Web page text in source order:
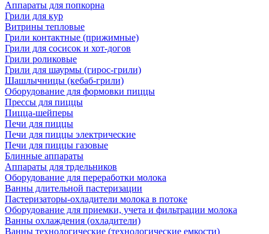
Аппараты для попкорна
Грили для кур
Витрины тепловые
Грили контактные (прижимные)
Грили для сосисок и хот-догов
Грили роликовые
Грили для шаурмы (гирос-грили)
Шашлычницы (кебаб-грили)
Оборудование для формовки пиццы
Прессы для пиццы
Пицца-шейперы
Печи для пиццы
Печи для пиццы электрические
Печи для пиццы газовые
Блинные аппараты
Аппараты для трдельников
Оборудование для переработки молока
Ванны длительной пастеризации
Пастеризаторы-охладители молока в потоке
Оборудование для приемки, учета и фильтрации молока
Ванны охлаждения (охладители)
Ванны технологические (технологические емкости)